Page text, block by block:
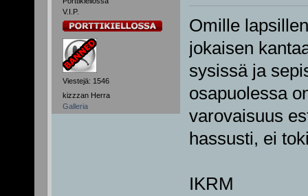
V.I.P.
Viestejä: 1546
kizzzan Herra
Galleria
Omille
jokaisen
sysissä ja
osapuolessa
varovaisuus
hassusti, ei
IKRM